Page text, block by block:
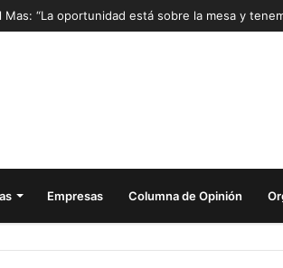
Mas: “La oportunidad está sobre la mesa y
Empresas Columna de Opinión